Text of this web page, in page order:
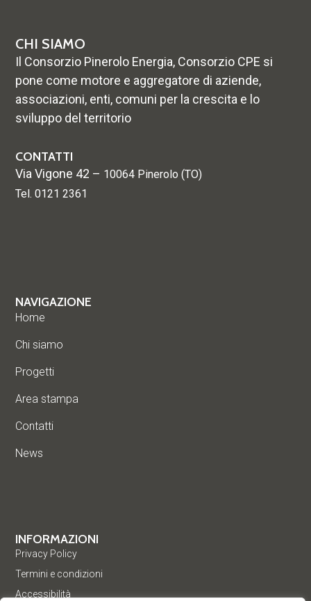
CHI SIAMO
Il Consorzio Pinerolo Energia, Consorzio CPE si
pone come motore e aggregatore di aziende,
associazioni, enti, comuni per la crescita e lo
sviluppo del territorio
CONTATTI
Via Vigone 42 – 10064 Pinerolo (TO)
Tel. 0121 2361
NAVIGAZIONE
Home
Chi siamo
Progetti
Area stampa
Contatti
News
INFORMAZIONI
Privacy Policy
Termini e condizioni
Accessibilità